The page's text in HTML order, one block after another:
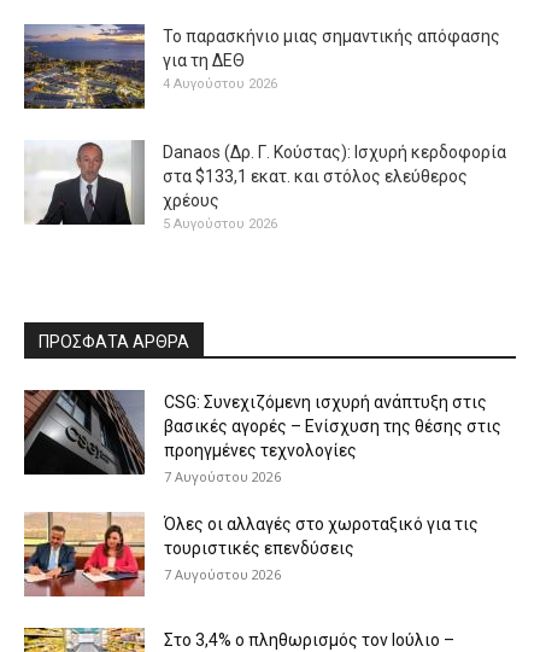
Το παρασκήνιο μιας σημαντικής απόφασης
για τη ΔΕΘ
4 Αυγούστου 2026
Danaos (Δρ. Γ. Κούστας): Ισχυρή κερδοφορία
στα $133,1 εκατ. και στόλος ελεύθερος
χρέους
5 Αυγούστου 2026
ΠΡΟΣΦΑΤΑ ΑΡΘΡΑ
CSG: Συνεχιζόμενη ισχυρή ανάπτυξη στις
βασικές αγορές – Ενίσχυση της θέσης στις
προηγμένες τεχνολογίες
7 Αυγούστου 2026
Όλες οι αλλαγές στο χωροταξικό για τις
τουριστικές επενδύσεις
7 Αυγούστου 2026
Στο 3,4% ο πληθωρισμός τον Ιούλιο –